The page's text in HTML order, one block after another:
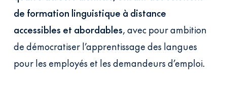
de formation linguistique à distance
accessibles et abordables, avec pour ambition
de démocratiser l’apprentissage des langues
pour les employés et les demandeurs d’emploi.